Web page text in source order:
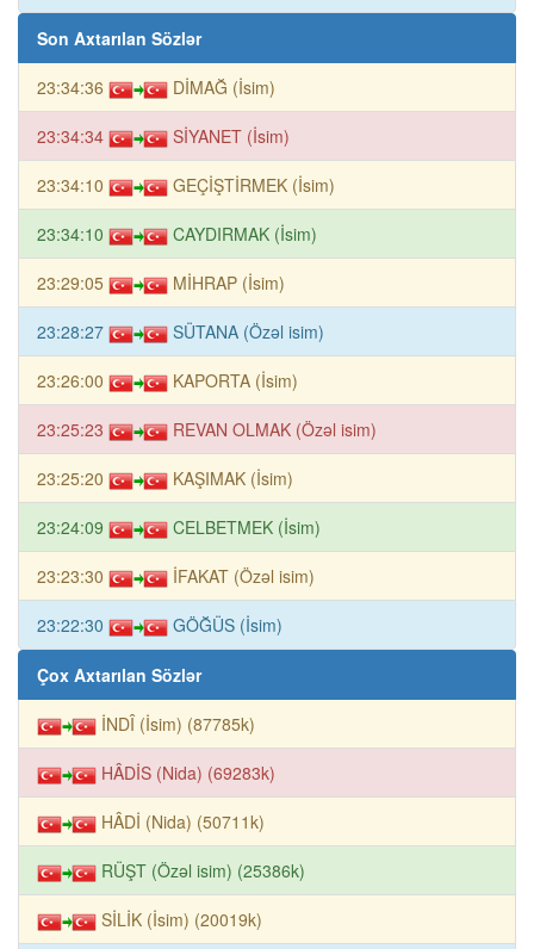
Son Axtarılan Sözlər
23:34:36 DİMAĞ (İsim)
23:34:34 SİYANET (İsim)
23:34:10 GEÇİŞTİRMEK (İsim)
23:34:10 CAYDIRMAK (İsim)
23:29:05 MİHRAP (İsim)
23:28:27 SÜTANA (Özəl isim)
23:26:00 KAPORTA (İsim)
23:25:23 REVAN OLMAK (Özəl isim)
23:25:20 KAŞIMAK (İsim)
23:24:09 CELBETMEK (İsim)
23:23:30 İFAKAT (Özəl isim)
23:22:30 GÖĞÜS (İsim)
Çox Axtarılan Sözlər
İNDÎ (İsim) (87785k)
HÂDİS (Nida) (69283k)
HÂDİ (Nida) (50711k)
RÜŞT (Özəl isim) (25386k)
SİLİK (İsim) (20019k)